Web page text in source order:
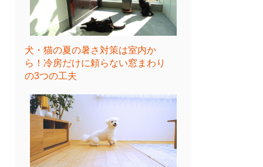
犬・猫の夏の暑さ対策は室内か
ら！冷房だけに頼らない窓まわり
の3つの工夫